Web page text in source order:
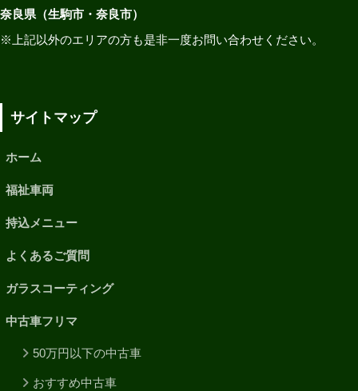
奈良県（生駒市・奈良市）
※上記以外のエリアの方も是非一度お問い合わせください。
サイトマップ
ホーム
福祉車両
持込メニュー
よくあるご質問
ガラスコーティング
中古車フリマ
50万円以下の中古車
おすすめ中古車